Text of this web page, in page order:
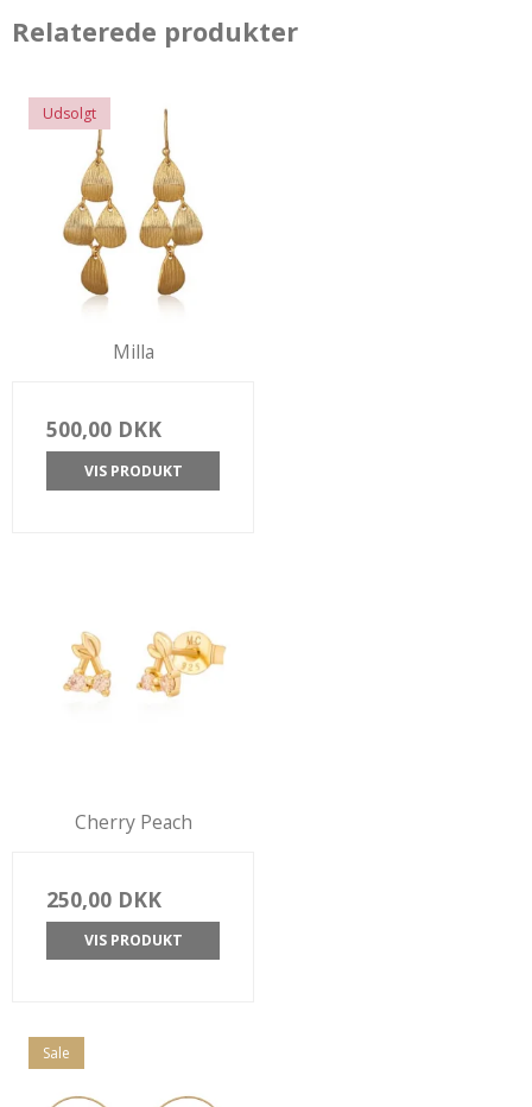
Relaterede produkter
Udsolgt
Milla
500,00 DKK
VIS PRODUKT
Cherry Peach
250,00 DKK
VIS PRODUKT
Sale